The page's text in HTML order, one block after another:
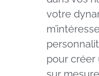
votre
pour créer